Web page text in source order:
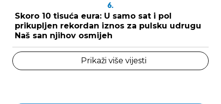
6.
Skoro 10 tisuća eura: U samo sat i pol
prikupljen rekordan iznos za pulsku udrugu
Naš san njihov osmijeh
Prikaži više vijesti